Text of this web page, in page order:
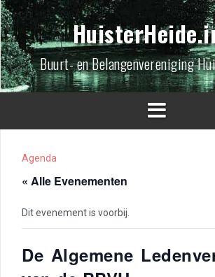
Spring
naar
inhoud
Buurt- en Belangenvereniging
Agenda
« Alle Evenementen
Dit evenement is voorbij.
De Algemene